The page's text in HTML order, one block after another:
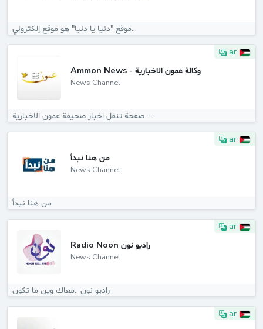
موقع "دنيا يا دنيا" هو موقع إلكتروني...
ar
Ammon News - وكالة عمون الاخبارية
News Channel
صفحة تنقل اخبار صحيفة عمون الاخبارية -...
ar
من هنا نبدأ
News Channel
من هنا نبدأ
ar
Radio Noon راديو نون
News Channel
راديو نون ..معاك وين ما تكون
ar